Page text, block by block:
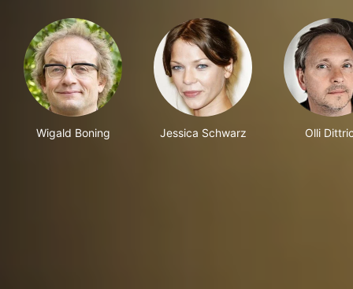
Wigald Boning Jessica Schwarz Olli